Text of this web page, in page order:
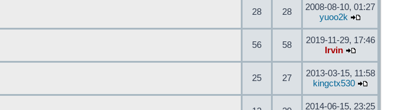
28 28
2008-08-10, 01:27
yuoo2k
56 58
2019-11-29, 17:46
Irvin
25 27
2013-03-15, 11:58
kingctx530
2014-06-15, 23:25